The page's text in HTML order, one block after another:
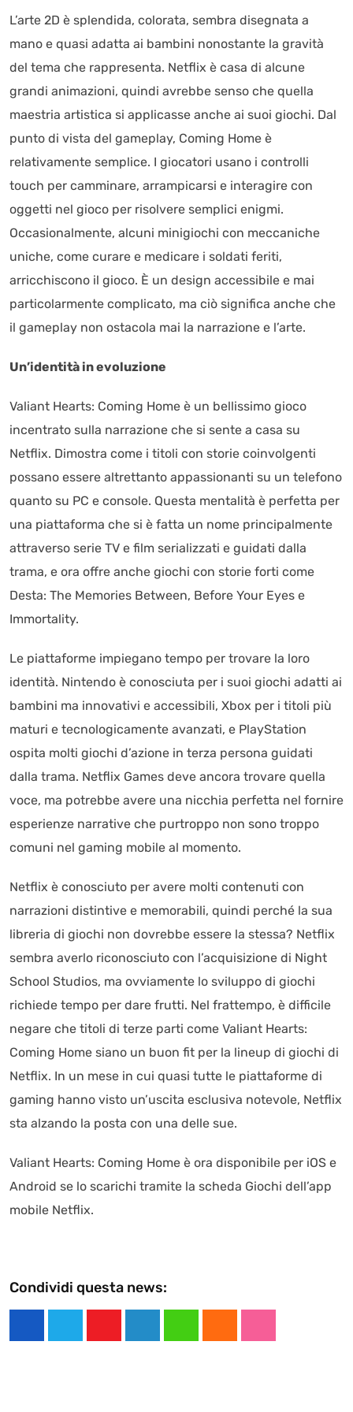
L’arte 2D è splendida, colorata, sembra disegnata a
mano e quasi adatta ai bambini nonostante la gravità
del tema che rappresenta. Netflix è casa di alcune
grandi animazioni, quindi avrebbe senso che quella
maestria artistica si applicasse anche ai suoi giochi. Dal
punto di vista del gameplay, Coming Home è
relativamente semplice. I giocatori usano i controlli
touch per camminare, arrampicarsi e interagire con
oggetti nel gioco per risolvere semplici enigmi.
Occasionalmente, alcuni minigiochi con meccaniche
uniche, come curare e medicare i soldati feriti,
arricchiscono il gioco. È un design accessibile e mai
particolarmente complicato, ma ciò significa anche che
il gameplay non ostacola mai la narrazione e l’arte.
Un’identità in evoluzione
Valiant Hearts: Coming Home è un bellissimo gioco
incentrato sulla narrazione che si sente a casa su
Netflix. Dimostra come i titoli con storie coinvolgenti
possano essere altrettanto appassionanti su un telefono
quanto su PC e console. Questa mentalità è perfetta per
una piattaforma che si è fatta un nome principalmente
attraverso serie TV e film serializzati e guidati dalla
trama, e ora offre anche giochi con storie forti come
Desta: The Memories Between, Before Your Eyes e
Immortality.
Le piattaforme impiegano tempo per trovare la loro
identità. Nintendo è conosciuta per i suoi giochi adatti ai
bambini ma innovativi e accessibili, Xbox per i titoli più
maturi e tecnologicamente avanzati, e PlayStation
ospita molti giochi d’azione in terza persona guidati
dalla trama. Netflix Games deve ancora trovare quella
voce, ma potrebbe avere una nicchia perfetta nel fornire
esperienze narrative che purtroppo non sono troppo
comuni nel gaming mobile al momento.
Netflix è conosciuto per avere molti contenuti con
narrazioni distintive e memorabili, quindi perché la sua
libreria di giochi non dovrebbe essere la stessa? Netflix
sembra averlo riconosciuto con l’acquisizione di Night
School Studios, ma ovviamente lo sviluppo di giochi
richiede tempo per dare frutti. Nel frattempo, è difficile
negare che titoli di terze parti come Valiant Hearts:
Coming Home siano un buon fit per la lineup di giochi di
Netflix. In un mese in cui quasi tutte le piattaforme di
gaming hanno visto un’uscita esclusiva notevole, Netflix
sta alzando la posta con una delle sue.
Valiant Hearts: Coming Home è ora disponibile per iOS e
Android se lo scarichi tramite la scheda Giochi dell’app
mobile Netflix.
Condividi questa news: